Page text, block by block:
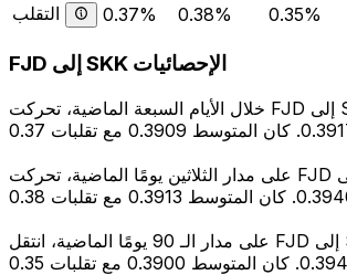
التقلب
0.37% 0.38% 0.35%
FJD إلى SKK الإحصائيات
خلال الأيام السبعة الماضية، تحركت FJD إلى SKK بين 0.3885 و
على مدار الثلاثين يومًا الماضية، تحركت FJD إلى SKK بين
على مدار الـ 90 يومًا الماضية، انتقل FJD إلى SKK بين 0.3856